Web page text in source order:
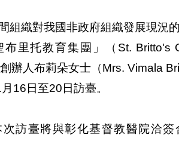
組織對我國非政府組織發展現況
布里托教育集團」（St. Britto's
辦人布莉朵女士（Mrs. Vimala
16日至20日訪臺。
訪臺將與彰化基督教醫院洽